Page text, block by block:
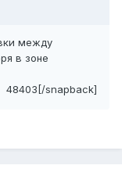
между
в зоне
48403[/snapback]